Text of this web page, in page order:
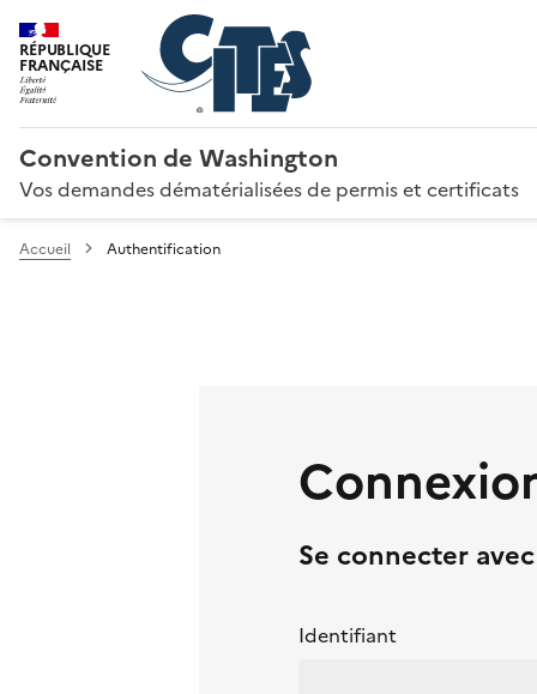
RÉPUBLIQUE
FRANÇAISE
Convention de Washington
Vos demandes dématérialisées de permis et certificats
Accueil Authentification
Se connecter
Identifiant